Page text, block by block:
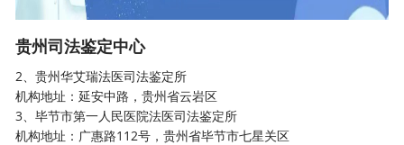
贵州司法鉴定中心
2、贵州华艾瑞法医司法鉴定所
机构地址：延安中路，贵州省云岩区
3、毕节市第一人民医院法医司法鉴定所
机构地址：广惠路112号，贵州省毕节市七星关区